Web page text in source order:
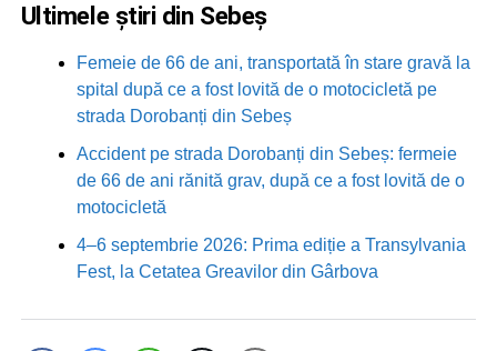
Ultimele știri din Sebeș
Femeie de 66 de ani, transportată în stare gravă la
spital după ce a fost lovită de o motocicletă pe
strada Dorobanți din Sebeș
Accident pe strada Dorobanți din Sebeș: fermeie
de 66 de ani rănită grav, după ce a fost lovită de o
motocicletă
4–6 septembrie 2026: Prima ediție a Transylvania
Fest, la Cetatea Greavilor din Gârbova